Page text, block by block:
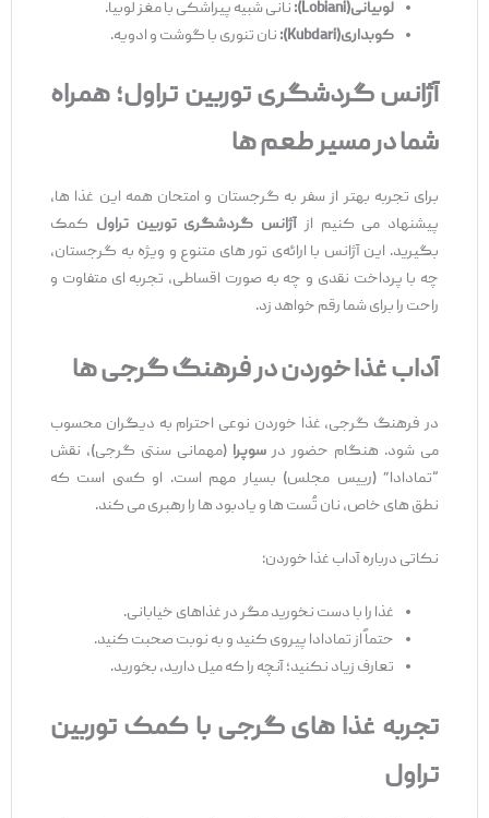
لوبیانی(Lobiani)
:نانی شبیه پیراشکی با مغز لوبیا.
کوبداری(Kubdari)
:نان تنوری با گوشت و ادویه.
آژانس گردشگری توربین تراول؛ همراه
شما در مسیر طعمها
برای تجربه بهتر از سفر به گرجستان و امتحان همه این غذا ها،
پیشنهاد می‌ کنیم ازآژانس گردشگری توربین تراولکمک
بگیرید. این آژانس با ارائه‌ی تور های متنوع و ویژه به گرجستان،
چه با پرداخت نقدی و چه به‌ صورت اقساطی، تجربه ‌ای متفاوت و
راحت را برای شما رقم خواهد زد.
آداب غذا خوردن در فرهنگ گرجی‌ها
در فرهنگ گرجی، غذا خوردن نوعی احترام به دیگران محسوب
می‌ شود. هنگام حضور درسوپرا(مهمانی سنتی گرجی)، نقش
“تمادادا” (رییس مجلس) بسیار مهم است. او کسی است که
نطق ‌های خاص، نان ‌تُست ‌ها و یادبود ها را رهبری می ‌کند.
نکاتی درباره آداب غذا خوردن:
غذا را با دست نخورید مگر در غذاهای خیابانی.
حتماً از تمادادا پیروی کنید و به نوبت صحبت کنید.
تعارف زیاد نکنید؛ آنچه را که میل دارید، بخورید.
تجربه غذاهای گرجی با کمک توربین
تراول